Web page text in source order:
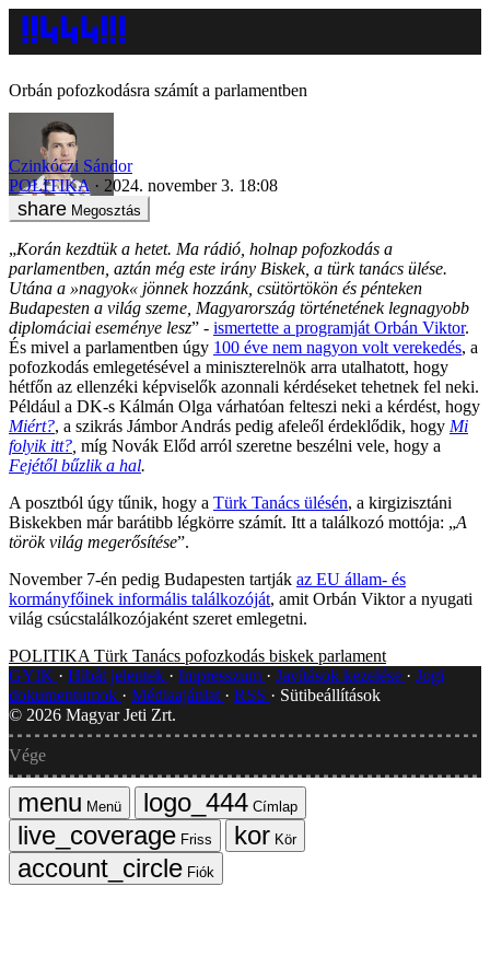
Orbán pofozkodásra számít a parlamentben
Czinkóczi Sándor
POLITIKA
2024. november 3. 18:08
Megosztás
„Korán kezdtük a hetet. Ma rádió, holnap pofozkodás a
parlamentben, aztán még este irány Biskek, a türk tanács ülése.
Utána a »nagyok« jönnek hozzánk, csütörtökön és pénteken
Budapesten a világ szeme, Magyarország történetének legnagyobb
diplomáciai eseménye lesz” - ismertette a programját Orbán Viktor.
És mivel a parlamentben úgy 100 éve nem nagyon volt verekedés, a
pofozkodás emlegetésével a miniszterelnök arra utalhatott, hogy
hétfőn az ellenzéki képviselők azonnali kérdéseket tehetnek fel neki.
Például a DK-s Kálmán Olga várhatóan felteszi neki a kérdést, hogy
Miért?, a szikrás Jámbor András pedig afeleől érdeklődik, hogy Mi
folyik itt? míg Novák Előd arról szeretne beszélni vele, hogy a
Fejétől bűzlik a hal.
A posztból úgy tűnik, hogy a Türk Tanács ülésén, a kirgizisztáni
Biskekben már barátibb légkörre számít. Itt a találkozó mottója: „A
török világ megerősítése”.
November 7-én pedig Budapesten tartják az EU állam- és
kormányfőinek informális találkozóját, amit Orbán Viktor a nyugati
világ csúcstalálkozójaként szeret emlegetni.
POLITIKA Türk Tanács pofozkodás biskek parlament
GYIK
Hibát jelentek Impresszum Javítások kezelése
Jogi
dokumentumok
Médiaajánlat RSS
Sütibeállítások
© 2026 Magyar Jeti Zrt.
Vége
Menü
Címlap
Friss
Kör
Fiók